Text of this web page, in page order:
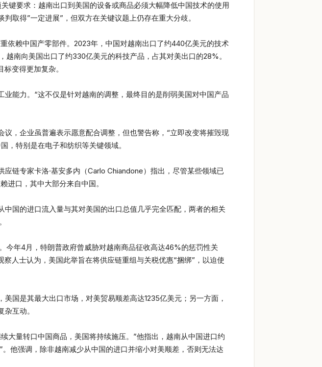
键要求：越南出口到美国的设备或商品必须大幅降低中国技术的使用
取得”一定进展”，但双方在关键议题上仍存在重大分歧。
依赖中国产零部件。2023年，中国对越南出口了约440亿美元的技术
南向美国出口了约330亿美元的科技产品，占其对美出口的28%。
变得更加复杂。
能力。“这不仅是针对越南的调整，最终目的是削弱美国对中国产品
，企业虽普遍表示愿意配合调整，但也警告称，“立即改变将摧毁现
，特别是在电子和纺织等关键领域。
链专家卡洛·基安多内（Carlo Chiandone）指出，尽管某些领域已
进口，其中大部分来自中国。
国的进口流入量与其对美国的出口总值几乎完全匹配，两者的相关
今年4月，特朗普政府曾威胁对越南商品征收高达46%的惩罚性关
人士认为，美国此举旨在将供应链重组与关税优惠“捆绑”，以迫使
国是其最大出口市场，对美贸易顺差高达1235亿美元；另一方面，
互动。
大量转口中国商品，美国将持续施压。”他指出，越南从中国进口约
他强调，除非越南减少从中国的进口并缩小对美顺差，否则无法达